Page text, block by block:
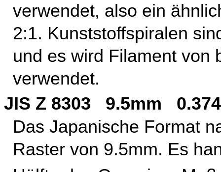
verwendet, also ein
2:1. Kunststoffspiralen
und es wird Filament von
verwendet.
JIS Z 8303 9.5mm
Das Japanische Format
Raster von 9.5mm. Es